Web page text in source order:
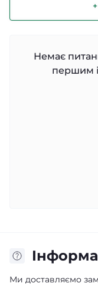
Немає
першим
Ми доставляємо